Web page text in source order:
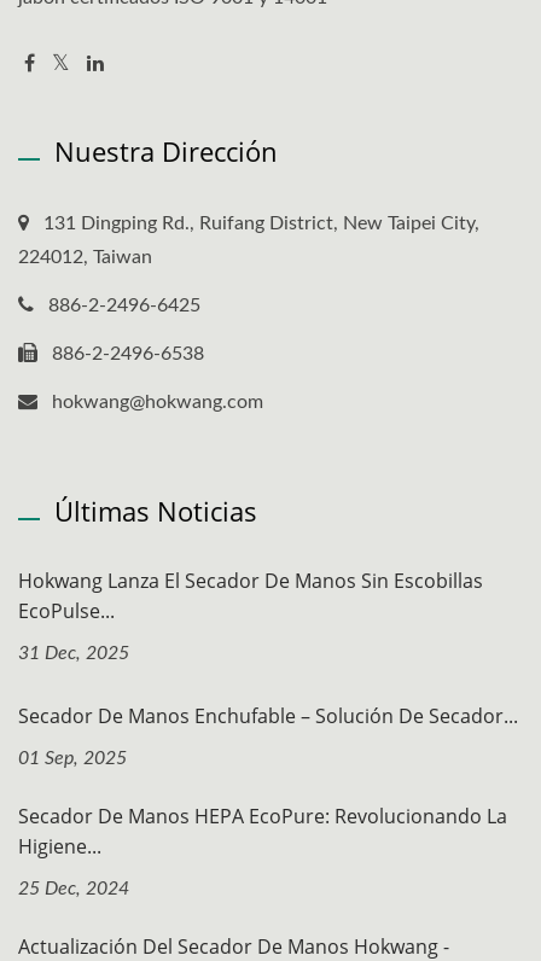
Nuestra Dirección
131 Dingping Rd., Ruifang District, New Taipei City,
224012, Taiwan
886-2-2496-6425
886-2-2496-6538
hokwang@hokwang.com
Últimas Noticias
Hokwang Lanza El Secador De Manos Sin Escobillas
EcoPulse...
31 Dec, 2025
Secador De Manos Enchufable – Solución De Secador...
01 Sep, 2025
Secador De Manos HEPA EcoPure: Revolucionando La
Higiene...
25 Dec, 2024
Actualización Del Secador De Manos Hokwang -